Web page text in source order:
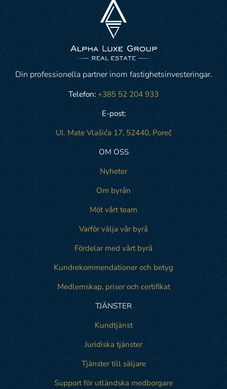
Din professionella partner inom fastighetsinvesteringar.
Telefon: +385 52 204 933
E-post:
Ul. Mate Vlašića 17, 52440, Poreč
OM OSS
Nyheter
Om byrån
Möt vårt team
Varför välja vår byrå
Fördelar med vårt byrå
Kundrekommendationer och betyg
Medlemskap, priser och certifikat
TJÄNSTER
Kundtjänst
Juridiska tjänster
Tjänster till säljare
Support för utländska medborgare